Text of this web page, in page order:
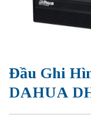
Đầu Ghi
DAHUA